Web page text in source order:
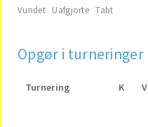
Vundet Uafgjorte Tabt
Opgør i turneringer
Turnering K V